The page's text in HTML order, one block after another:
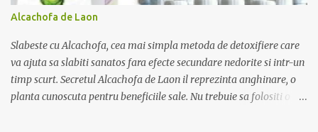
Alcachofa de Laon
Slabeste cu Alcachofa, cea mai simpla metoda de detoxifiere care
va ajuta sa slabiti sanatos fara efecte secundare nedorite si intr-un
timp scurt. Secretul Alcachofa de Laon il reprezinta anghinare, o
planta cunoscuta pentru beneficiile sale. Nu trebuie sa folositi o